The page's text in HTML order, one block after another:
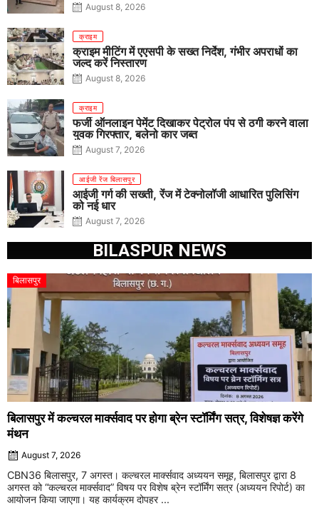
August 8, 2026
क्राइम
क्राइम मीटिंग में एएसपी के सख्त निर्देश, गंभीर अपराधों का
जल्द करें निस्तारण
August 8, 2026
क्राइम
फर्जी ऑनलाइन पेमेंट दिखाकर पेट्रोल पंप से ठगी करने वाला
युवक गिरफ्तार, बलेनो कार जब्त
August 7, 2026
आईजी रेंज बिलासपुर
आईजी गर्ग की सख्ती, रेंज में टेक्नोलॉजी आधारित पुलिसिंग
को नई धार
August 7, 2026
BILASPUR NEWS
बिलासपुर
बिलासपुर में कल्चरल मार्क्सवाद पर होगा ब्रेन स्टॉर्मिंग सत्र, विशेषज्ञ करेंगे
मंथन
August 7, 2026
CBN36 बिलासपुर, 7 अगस्त। कल्चरल मार्क्सवाद अध्ययन समूह, बिलासपुर द्वारा 8
अगस्त को “कल्चरल मार्क्सवाद” विषय पर विशेष ब्रेन स्टॉर्मिंग सत्र (अध्ययन रिपोर्ट) का
आयोजन किया जाएगा। यह कार्यक्रम दोपहर ...